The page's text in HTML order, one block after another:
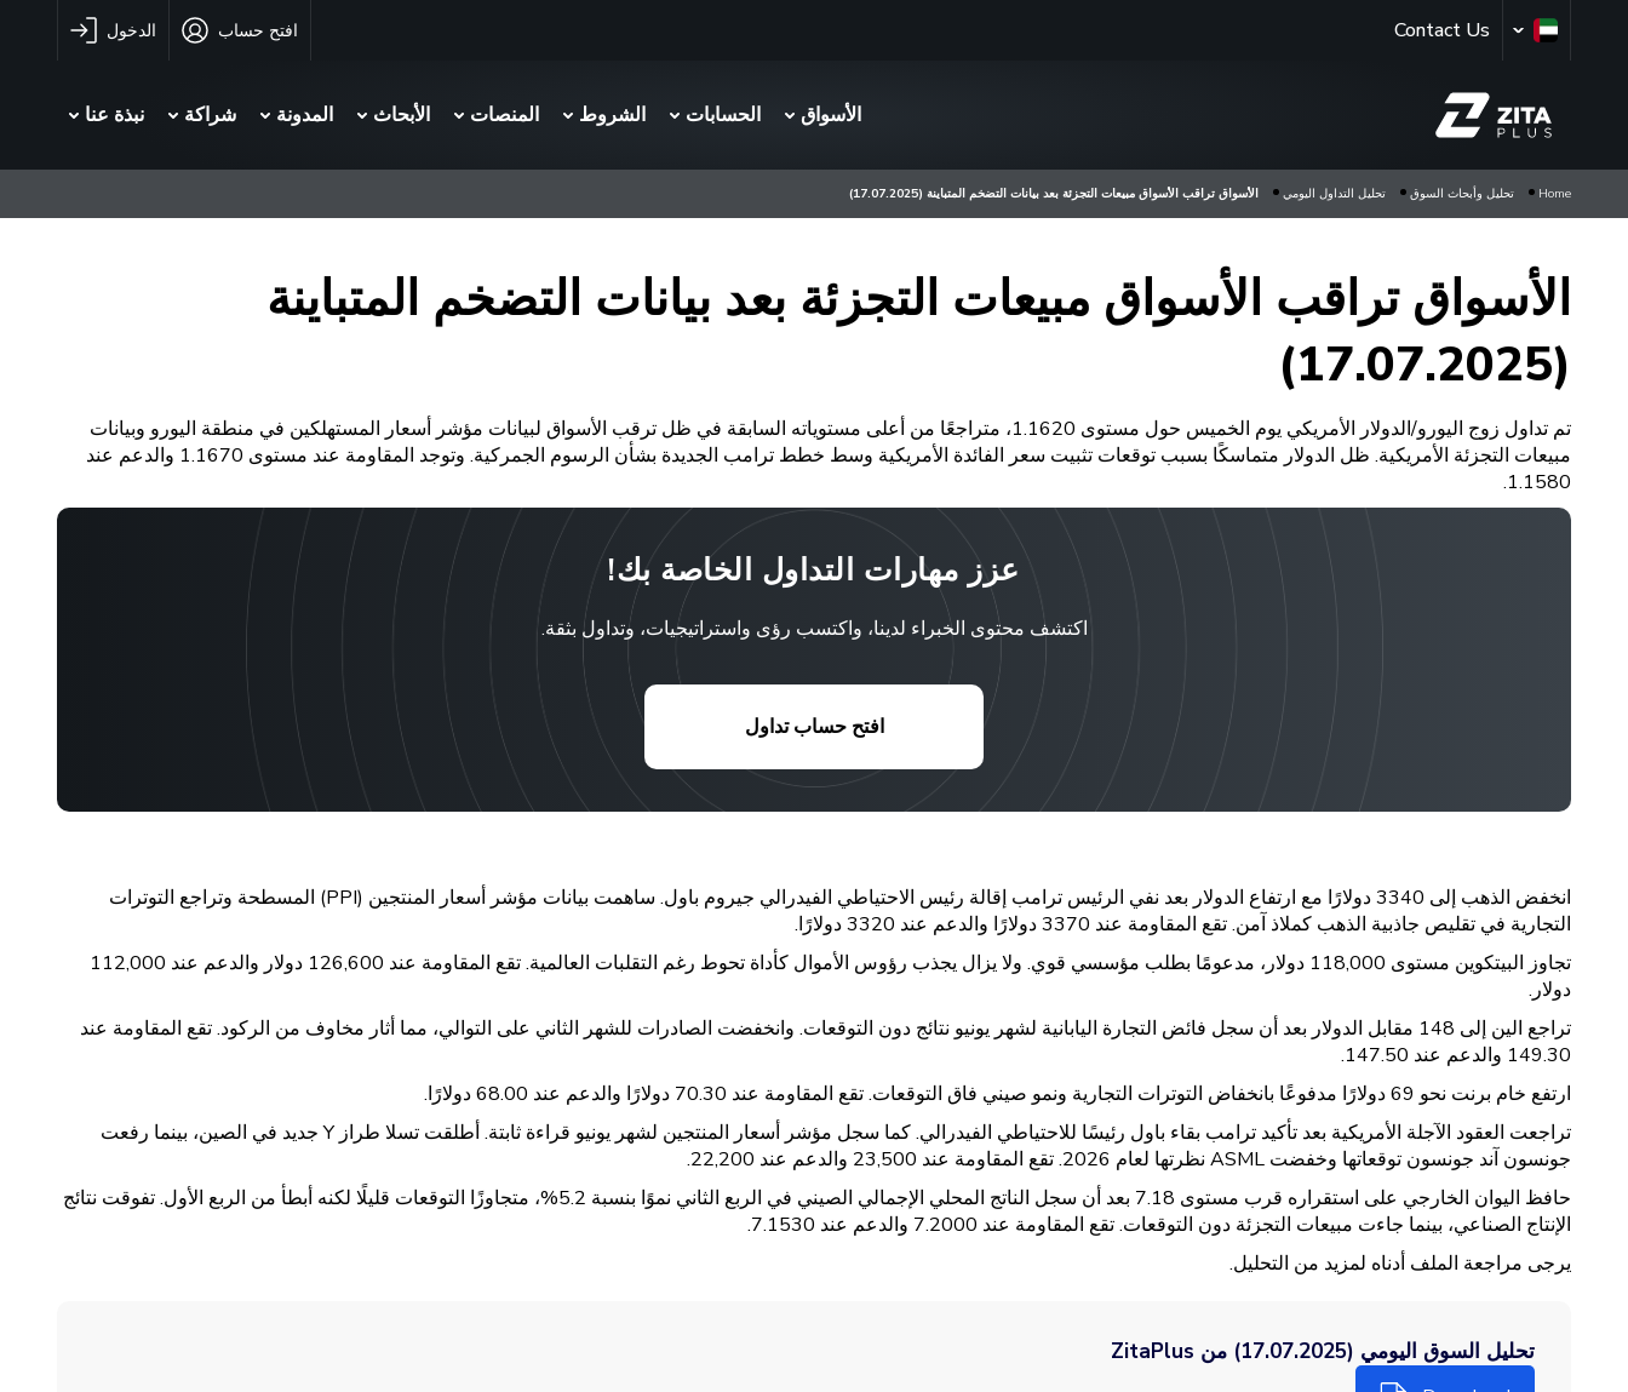
Contact Us افتح حساب الدخول
الأسواق الحسابات الشروط المنصات الأبحاث المدونة شراكة نبذة عنا
Home تحليل وأبحاث السوق تحليل التداول اليومي الأسواق تراقب الأسواق مبيعات التجزئة بعد بيانات التضخم المتباينة (17.07.2025)
الأسواق تراقب الأسواق مبيعات التجزئة بعد بيانات التضخم المتباينة
(17.07.2025)
تم تداول زوج اليورو/الدولار الأمريكي يوم الخميس حول مستوى 1.1620، متراجعًا من أعلى مستوياته السابقة في ظل ترقب الأسواق لبيانات مؤشر أسعار المستهلكين في منطقة اليورو وبيانات
مبيعات التجزئة الأمريكية. ظل الدولار متماسكًا بسبب توقعات تثبيت سعر الفائدة الأمريكية وسط خطط ترامب الجديدة بشأن الرسوم الجمركية. وتوجد المقاومة عند مستوى 1.1670 والدعم عند
1.1580.
عزز مهارات التداول الخاصة بك!
اكتشف محتوى الخبراء لدينا، واكتسب رؤى واستراتيجيات، وتداول بثقة.
افتح حساب تداول
انخفض الذهب إلى 3340 دولارًا مع ارتفاع الدولار بعد نفي الرئيس ترامب إقالة رئيس الاحتياطي الفيدرالي جيروم باول. ساهمت بيانات مؤشر أسعار المنتجين (PPI) المسطحة وتراجع التوترات
التجارية في تقليص جاذبية الذهب كملاذ آمن. تقع المقاومة عند 3370 دولارًا والدعم عند 3320 دولارًا.
تجاوز البيتكوين مستوى 118,000 دولار، مدعومًا بطلب مؤسسي قوي. ولا يزال يجذب رؤوس الأموال كأداة تحوط رغم التقلبات العالمية. تقع المقاومة عند 126,600 دولار والدعم عند 112,000
دولار.
تراجع الين إلى 148 مقابل الدولار بعد أن سجل فائض التجارة اليابانية لشهر يونيو نتائج دون التوقعات. وانخفضت الصادرات للشهر الثاني على التوالي، مما أثار مخاوف من الركود. تقع المقاومة عند
149.30 والدعم عند 147.50.
ارتفع خام برنت نحو 69 دولارًا مدفوعًا بانخفاض التوترات التجارية ونمو صيني فاق التوقعات. تقع المقاومة عند 70.30 دولارًا والدعم عند 68.00 دولارًا.
تراجعت العقود الآجلة الأمريكية بعد تأكيد ترامب بقاء باول رئيسًا للاحتياطي الفيدرالي. كما سجل مؤشر أسعار المنتجين لشهر يونيو قراءة ثابتة. أطلقت تسلا طراز Y جديد في الصين، بينما رفعت
جونسون آند جونسون توقعاتها وخفضت ASML نظرتها لعام 2026. تقع المقاومة عند 23,500 والدعم عند 22,200.
حافظ اليوان الخارجي على استقراره قرب مستوى 7.18 بعد أن سجل الناتج المحلي الإجمالي الصيني في الربع الثاني نموًا بنسبة 5.2%، متجاوزًا التوقعات قليلًا لكنه أبطأ من الربع الأول. تفوقت نتائج
الإنتاج الصناعي، بينما جاءت مبيعات التجزئة دون التوقعات. تقع المقاومة عند 7.2000 والدعم عند 7.1530.
يرجى مراجعة الملف أدناه لمزيد من التحليل.
تحليل السوق اليومي (17.07.2025) من ZitaPlus